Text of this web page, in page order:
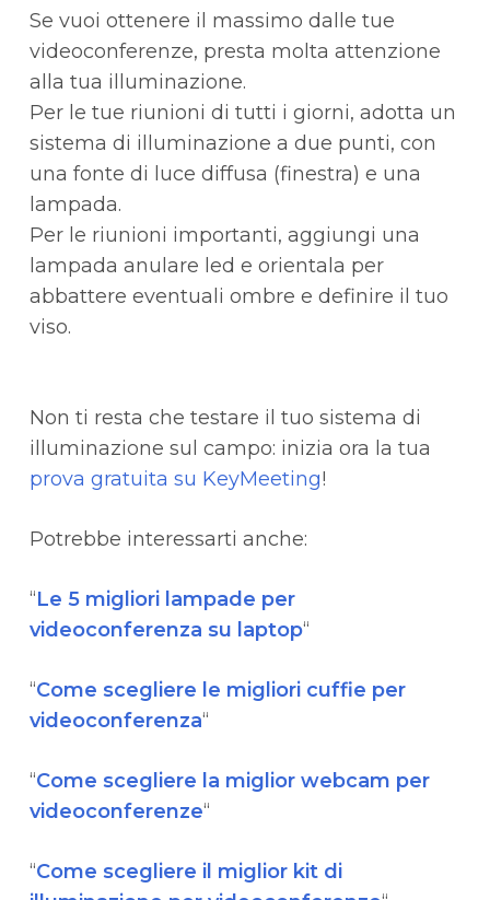
Se vuoi ottenere il massimo dalle tue
videoconferenze, presta molta attenzione
alla tua illuminazione.
Per le tue riunioni di tutti i giorni, adotta un
sistema di illuminazione a due punti, con
una fonte di luce diffusa (finestra) e una
lampada.
Per le riunioni importanti, aggiungi una
lampada anulare led e orientala per
abbattere eventuali ombre e definire il tuo
viso.
Non ti resta che testare il tuo sistema di
illuminazione sul campo: inizia ora la tua
prova gratuita su KeyMeeting!
Potrebbe interessarti anche:
“Le 5 migliori lampade per
videoconferenza su laptop“
“Come scegliere le migliori cuffie per
videoconferenza“
“Come scegliere la miglior webcam per
videoconferenze“
“Come scegliere il miglior kit di